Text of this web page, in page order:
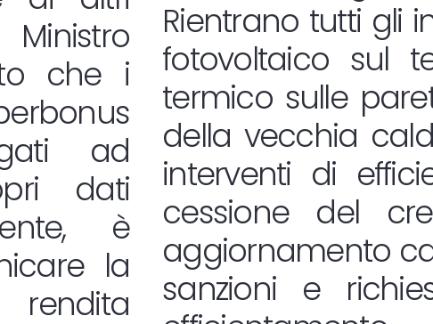
che i
ad
dati
è
la
Rientrano tutti gli
fotovoltaico sul
termico sulle
della vecchia
interventi di
cessione del
aggiornamento
sanzioni e